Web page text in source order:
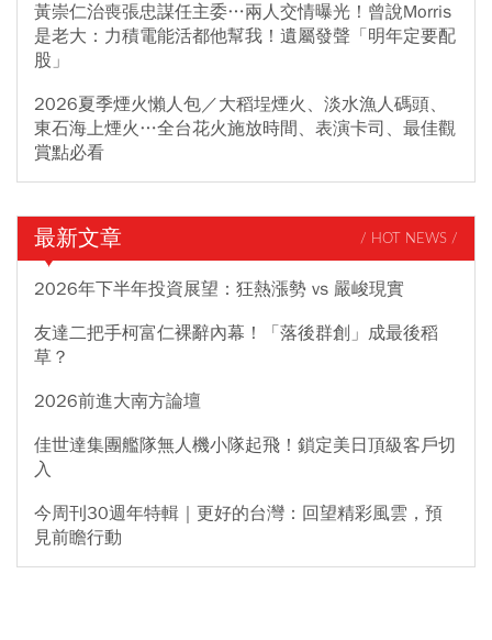
黃崇仁治喪張忠謀任主委…兩人交情曝光！曾說Morris
是老大：力積電能活都他幫我！遺屬發聲「明年定要配
股」
2026夏季煙火懶人包／大稻埕煙火、淡水漁人碼頭、
東石海上煙火…全台花火施放時間、表演卡司、最佳觀
賞點必看
最新文章 / HOT NEWS /
2026年下半年投資展望：狂熱漲勢 vs 嚴峻現實
友達二把手柯富仁裸辭內幕！「落後群創」成最後稻
草？
2026前進大南方論壇
佳世達集團艦隊無人機小隊起飛！鎖定美日頂級客戶切
入
今周刊30週年特輯｜更好的台灣：回望精彩風雲，預
見前瞻行動